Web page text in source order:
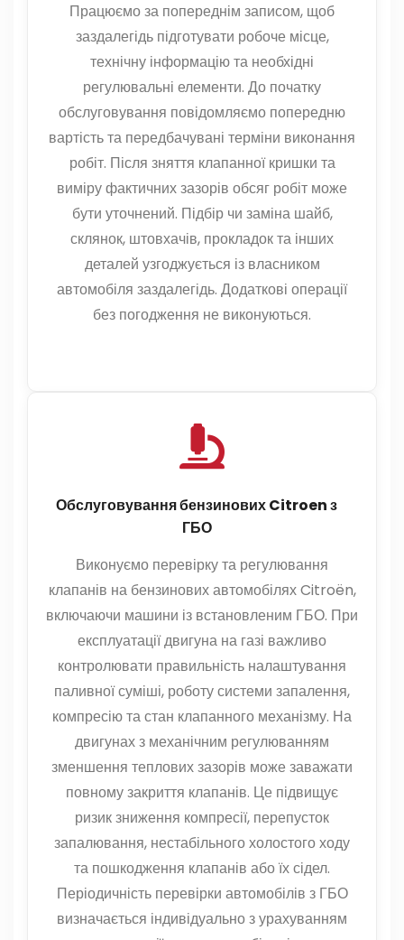
Працюємо за попереднім записом, щоб
заздалегідь підготувати робоче місце,
технічну інформацію та необхідні
регулювальні елементи. До початку
обслуговування повідомляємо попередню
вартість та передбачувані терміни виконання
робіт. Після зняття клапанної кришки та
виміру фактичних зазорів обсяг робіт може
бути уточнений. Підбір чи заміна шайб,
склянок, штовхачів, прокладок та інших
деталей узгоджується із власником
автомобіля заздалегідь. Додаткові операції
без погодження не виконуються.
Обслуговування бензинових Citroen з
ГБО
Виконуємо перевірку та регулювання
клапанів на бензинових автомобілях Citroën,
включаючи машини із встановленим ГБО. При
експлуатації двигуна на газі важливо
контролювати правильність налаштування
паливної суміші, роботу системи запалення,
компресію та стан клапанного механізму. На
двигунах з механічним регулюванням
зменшення теплових зазорів може заважати
повному закриття клапанів. Це підвищує
ризик зниження компресії, перепусток
запалювання, нестабільного холостого ходу
та пошкодження клапанів або їх сідел.
Періодичність перевірки автомобілів з ГБО
визначається індивідуально з урахуванням